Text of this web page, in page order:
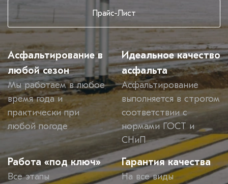
Прайс-Лист
Асфальтирование в
любой сезон
Мы работаем в любое
время года и
практически при
любой погоде
Идеальное качество
асфальта
Асфальтирование
выполняется в строгом
соответствии с
нормами ГОСТ и
СНиП
Работа «под ключ»
Все этапы
Гарантия качества
На все виды